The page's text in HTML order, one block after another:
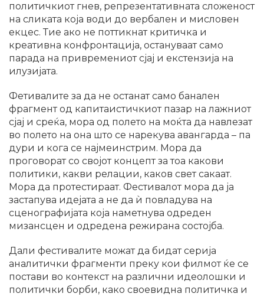
политичкиот гнев, репрезентативната сложеност
на сликата која води до вербален и мисловен
екцес. Тие ако не поттикнат критичка и
креативна конфронтација, остануваат само
парада на привремениот сјај и екстензија на
илузијата.
Фетивалите за да не останат само банален
фрагмент од капитаистичкиот пазар на лажниот
сјај и среќа, мора од полето на моќта да навлезат
во полето на она што се нарекува авангарда – па
дури и кога се најмеинстрим. Мора да
проговорат со својот концепт за тоа какови
политики, какви релации, каков свет сакаат.
Мора да протестираат. Фестивалот мора да ја
застапува идејата а не да ѝ повладува на
сценографијата која наметнува одреден
мизансцен и одредена режирана состојба.
Дали фестивалите можат да бидат серија
аналитички фрагменти преку кои филмот ќе се
постави во контекст на различни идеолошки и
политички борби, како своевидна политичка и